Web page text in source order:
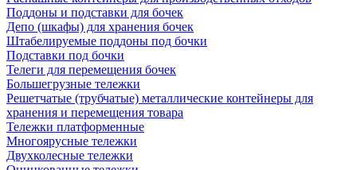
Поддоны и подставки для бочек
Депо (шкафы) для хранения бочек
Штабелируемые поддоны под бочки
Подставки под бочки
Телеги для перемещения бочек
Большегрузные тележки
Решетчатые (трубчатые) металлические контейнеры для
хранения и перемещения товара
Тележки платформенные
Многоярусные тележки
Двухколесные тележки